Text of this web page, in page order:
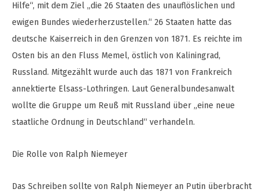
Hilfe“, mit dem Ziel „die 26 Staaten des unauflöslichen und
ewigen Bundes wiederherzustellen.“ 26 Staaten hatte das
deutsche Kaiserreich in den Grenzen von 1871. Es reichte im
Osten bis an den Fluss Memel, östlich von Kaliningrad,
Russland. Mitgezählt wurde auch das 1871 von Frankreich
annektierte Elsass-Lothringen. Laut Generalbundesanwalt
wollte die Gruppe um Reuß mit Russland über „eine neue
staatliche Ordnung in Deutschland“ verhandeln.
Die Rolle von Ralph Niemeyer
Das Schreiben sollte von Ralph Niemeyer an Putin überbracht